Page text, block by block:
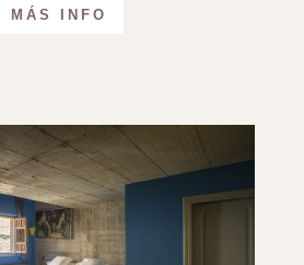
MÁS INFO